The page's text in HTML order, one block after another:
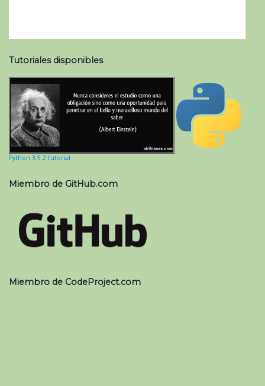
Tutoriales disponibles
Python 3.5.2 tutorial
Miembro de GitHub.com
Miembro de CodeProject.com